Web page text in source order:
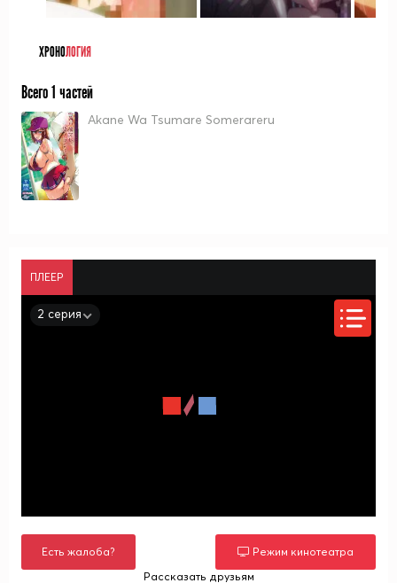
ХРОНОЛОГИЯ
Всего 1 частей
Akane Wa Tsumare Somerareru
ПЛЕЕР
2 серия
Есть жалоба?
Режим кинотеатра
Рассказать друзьям